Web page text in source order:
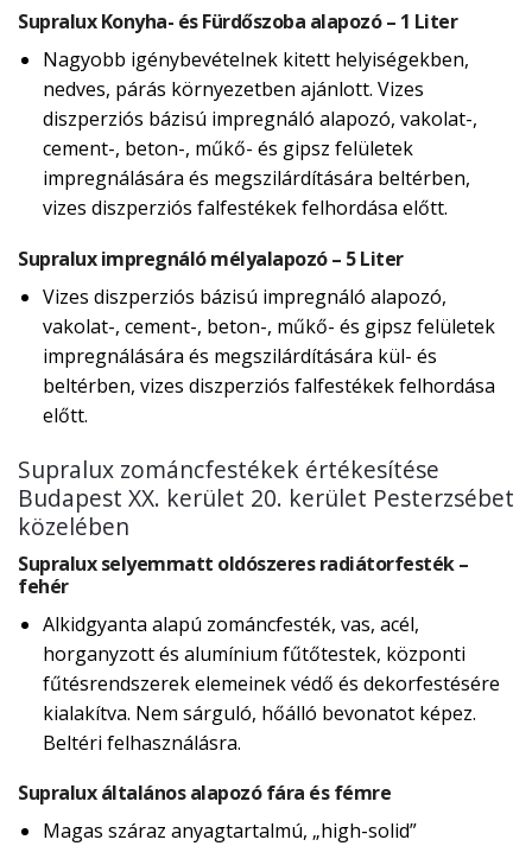
Supralux Konyha- és Fürdőszoba alapozó – 1 Liter
Nagyobb igénybevételnek kitett helyiségekben,
nedves, párás környezetben ajánlott. Vizes
diszperziós bázisú impregnáló alapozó, vakolat-,
cement-, beton-, műkő- és gipsz felületek
impregnálására és megszilárdítására beltérben,
vizes diszperziós falfestékek felhordása előtt.
Supralux impregnáló mélyalapozó – 5 Liter
Vizes diszperziós bázisú impregnáló alapozó,
vakolat-, cement-, beton-, műkő- és gipsz felületek
impregnálására és megszilárdítására kül- és
beltérben, vizes diszperziós falfestékek felhordása
előtt.
Supralux zománcfestékek értékesítése
Budapest XX. kerület 20. kerület Pesterzsébet
közelében
Supralux selyemmatt oldószeres radiátorfesték –
fehér
Alkidgyanta alapú zománcfesték, vas, acél,
horganyzott és alumínium fűtőtestek, központi
fűtésrendszerek elemeinek védő és dekorfestésére
kialakítva. Nem sárguló, hőálló bevonatot képez.
Beltéri felhasználásra.
Supralux általános alapozó fára és fémre
Magas száraz anyagtartalmú, „high-solid”